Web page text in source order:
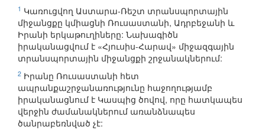
1 Կառուցվող Աստարա-Ռեշտ տրանսպորտային
միջանցքը կմիացնի Ռուսաստանի, Ադրբեջանի և
Իրանի երկաթուղիները: Նախագիծն
իրականացվում է «Հյուսիս-Հարավ» միջազգային
տրանսպորտային միջանցքի շրջանակներում:
2 Իրանը Ռուսաստանի հետ
ապրանքաշրջանառությունը հաջողությամբ
իրականացնում է Կասպից ծովով, որը հատկապես
վերջին ժամանակներում առանձնապես
ծանրաբեռնված չէ: